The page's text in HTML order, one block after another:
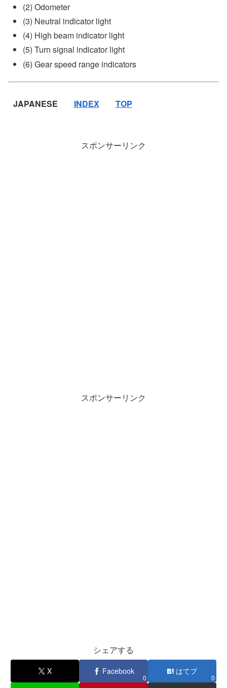
(2) Odometer
(3) Neutral indicator light
(4) High beam indicator light
(5) Turn signal indicator light
(6) Gear speed range indicators
JAPANESE INDEX TOP
スポンサーリンク
スポンサーリンク
シェアする
X Facebook
0
はてブ
0